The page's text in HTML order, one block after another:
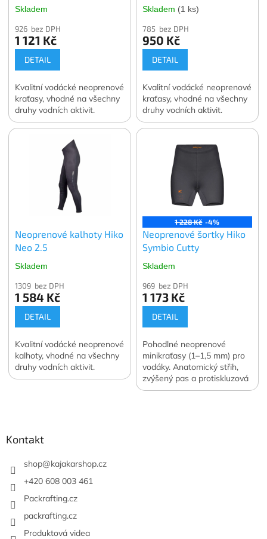
Skladem
926 bez DPH
1 121 Kč
DETAIL
Kvalitní vodácké neoprenové
kraťasy, vhodné na všechny
druhy vodních aktivit.
Skladem (1 ks)
785 bez DPH
950 Kč
DETAIL
Kvalitní vodácké neoprenové
kraťasy, vhodné na všechny
druhy vodních aktivit.
Neoprenové kalhoty Hiko
Neo 2.5
Skladem
1309 bez DPH
1 584 Kč
DETAIL
Kvalitní vodácké neoprenové
kalhoty, vhodné na všechny
druhy vodních aktivit.
1 228 Kč -4%
Neoprenové šortky Hiko
Symbio Cutty
Skladem
969 bez DPH
1 173 Kč
DETAIL
Pohodlné neoprenové
minikraťasy (1–1,5 mm) pro
vodáky. Anatomický střih,
zvýšený pas a protiskluzová
úprava.
Kontakt
shop@kajakarshop.cz
+420 608 003 461
Packrafting.cz
packrafting.cz
Produktová videa